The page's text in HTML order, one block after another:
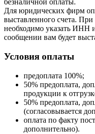
безналичной оплаты.
Для юридических фирм
выставленного счета.
необходимо указать ИНН
сообщении вам будет
Условия оплаты
предоплата 100%;
50% предоплата,
продукции к
50% предоплата,
(согласовывается
оплата по факту
дополнительно).